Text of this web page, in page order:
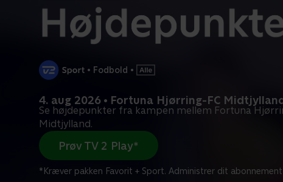
• Fodbold •
4. aug 2026 • Fortuna Hjørring-FC
Se højdepunkter fra kampen mellem Fortuna
Midtjylland.
Prøv TV 2 Play*
*Kræver pakken Favorit + Sport. Administrer dit